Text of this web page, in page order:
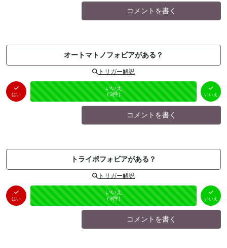
コメントを書く
オートマトノフォビアがある？
トリガー解説
はい
はい
（0件）
未投票
いいえ
（3件） いいえ
コメントを書く
トライポフォビアがある？
トリガー解説
はい
はい
（0件）
未投票
いいえ
（3件） いいえ
コメントを書く